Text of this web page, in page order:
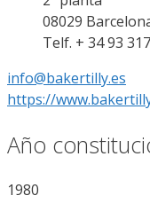
08029
Telf. + 34 93
info@bakertilly.es
https://
Año
1980